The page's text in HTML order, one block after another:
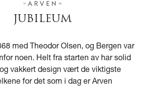
JUBILEUM
med Theodor Olsen, og Bergen var
noen. Helt fra starten av har solid
vakkert design vært de viktigste
for det som i dag er Arven